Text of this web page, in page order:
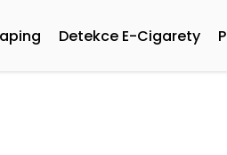
Detekce E-Cigarety